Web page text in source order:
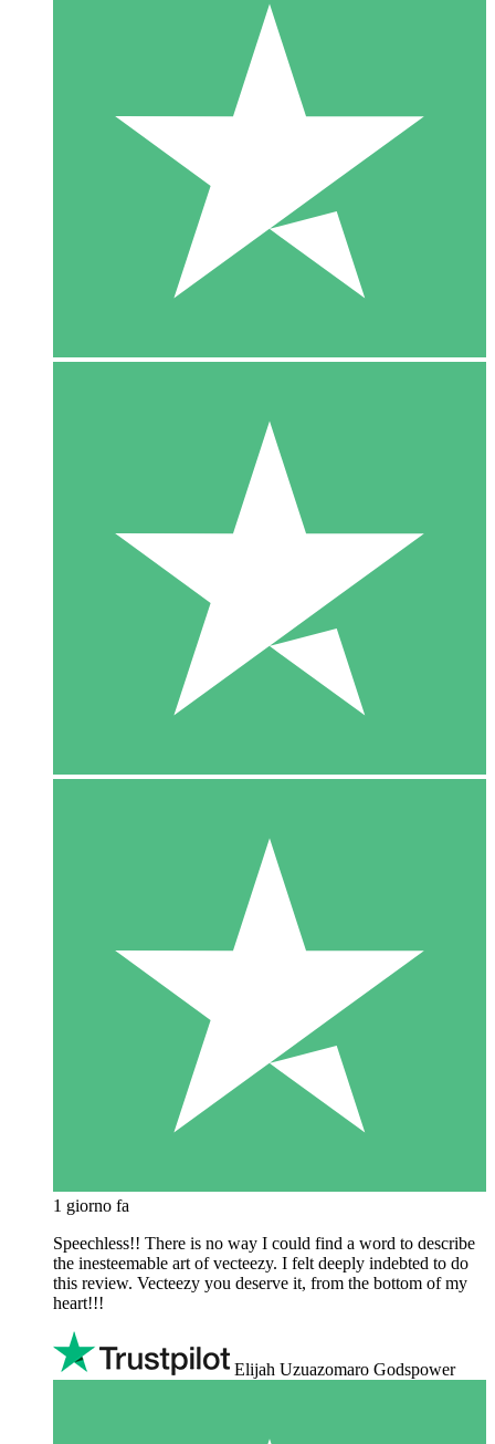
1 giorno fa
Speechless!! There is no way I could find a word to describe
the inesteemable art of vecteezy. I felt deeply indebted to do
this review. Vecteezy you deserve it, from the bottom of my
heart!!!
Elijah Uzuazomaro Godspower